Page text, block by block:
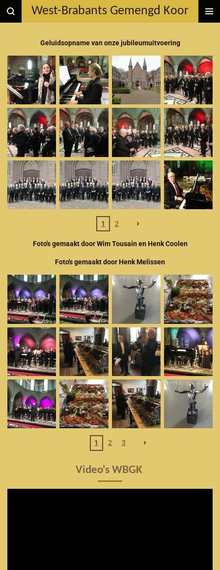
Ga
direct
hoofdinhoud
West-Brabants Gemengd Koor
Geluidsopname van onze jubileumuitvoering
1 2
Foto's gemaakt door Wim Tousain en Henk Coolen
Foto's gemaakt door Henk Melissen
1 2 3
Video's WBGK